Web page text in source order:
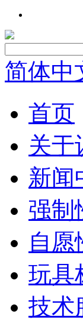
简体中
首页
关于
新闻
强制
自愿
玩具
技术